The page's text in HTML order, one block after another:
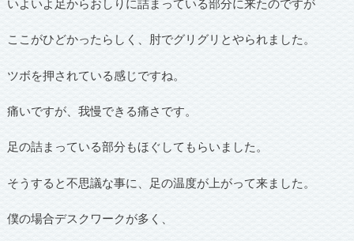
いよいよ足からおしりに詰まっている部分に来たのですが
ここがひどかったらしく、肘でグリグリとやられました。
ツボを押されている感じですね。
痛いですが、我慢できる痛さです。
足の詰まっている部分もほぐしてもらいました。
そうすると不思議な事に、足の温度が上がって来ました。
僕の場合デスクワークが多く、